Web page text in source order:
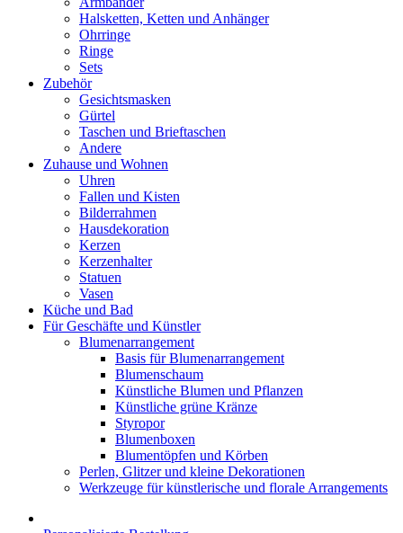
Halsketten, Ketten und Anhänger
Ohrringe
Ringe
Sets
Zubehör
Gesichtsmasken
Gürtel
Taschen und Brieftaschen
Andere
Zuhause und Wohnen
Uhren
Fallen und Kisten
Bilderrahmen
Hausdekoration
Kerzen
Kerzenhalter
Statuen
Vasen
Küche und Bad
Für Geschäfte und Künstler
Blumenarrangement
Basis für Blumenarrangement
Blumenschaum
Künstliche Blumen und Pflanzen
Künstliche grüne Kränze
Styropor
Blumenboxen
Blumentöpfen und Körben
Perlen, Glitzer und kleine Dekorationen
Werkzeuge für künstlerische und florale Arrangements